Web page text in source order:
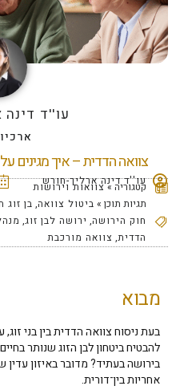
עו''ד דינה
צוואה הדדית – איך מגינים
עו''ד דינה ארליך-חורש
קטגוריה » צוואות וירושות
תגיות תוכן » ביטול צוואה,בן זוג
חוק הירושה,ירושה לבן זוג,מנהל
הדדית,צוואה מורכבת
מבוא
בעת ניסוח צוואה הדדית בין בני
להבטיח ביטחון לבן הזוג שנותר
בירושה בעתיד? מדובר באיזון עדין
אחריות בין־דורית.